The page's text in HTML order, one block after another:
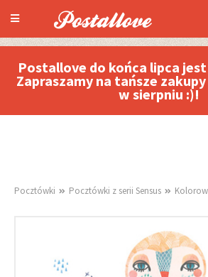
Postallove do końca lipca
Zapraszamy na tańsze
w sierpniu :)!
Pocztówki Pocztówki z serii Sensus